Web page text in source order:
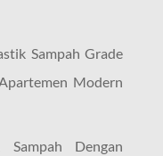
Sampah Grade
Modern
Sampah Dengan